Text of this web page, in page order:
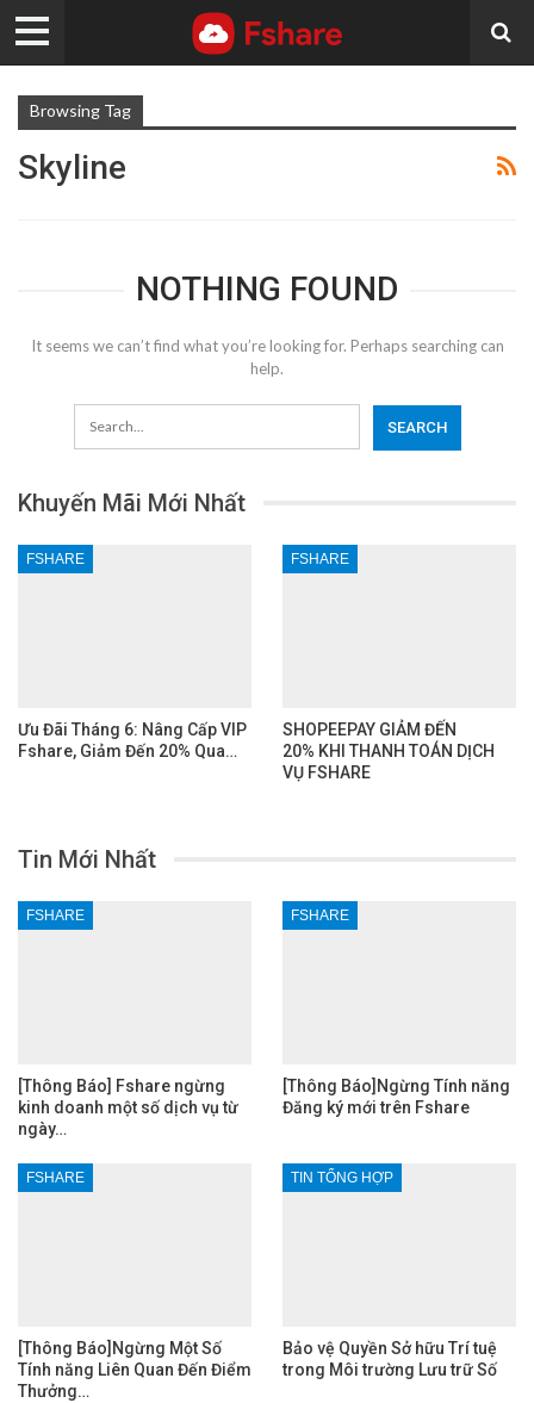
Browsing Tag
Skyline
NOTHING FOUND
It seems we can’t find what you’re looking for. Perhaps searching can
help.
Khuyến Mãi Mới Nhất
FSHARE
Ưu Đãi Tháng 6: Nâng Cấp VIP
Fshare, Giảm Đến 20% Qua…
FSHARE
SHOPEEPAY GIẢM ĐẾN
20% KHI THANH TOÁN DỊCH
VỤ FSHARE
Tin Mới Nhất
FSHARE
[Thông Báo] Fshare ngừng
kinh doanh một số dịch vụ từ
ngày…
FSHARE
[Thông Báo]Ngừng Tính năng
Đăng ký mới trên Fshare
FSHARE
[Thông Báo]Ngừng Một Số
Tính năng Liên Quan Đến Điểm
Thưởng…
TIN TỔNG HỢP
Bảo vệ Quyền Sở hữu Trí tuệ
trong Môi trường Lưu trữ Số